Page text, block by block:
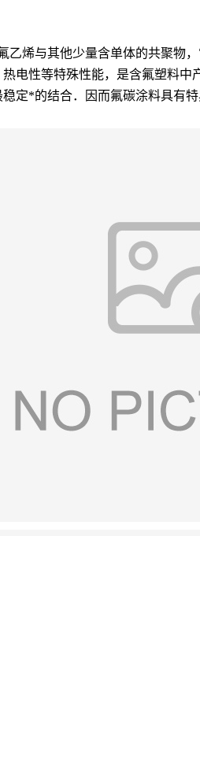
乙烯与其他少量含单体的共聚
性等特殊性能，是含氟塑料中
定*的结合．因而氟碳涂料具有